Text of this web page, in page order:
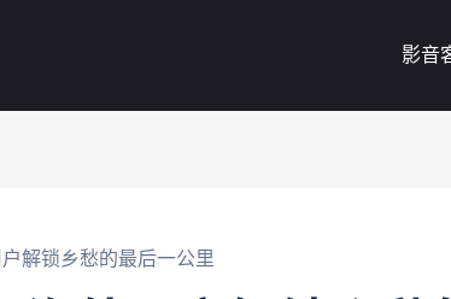
影音
解锁乡愁的最后一公里